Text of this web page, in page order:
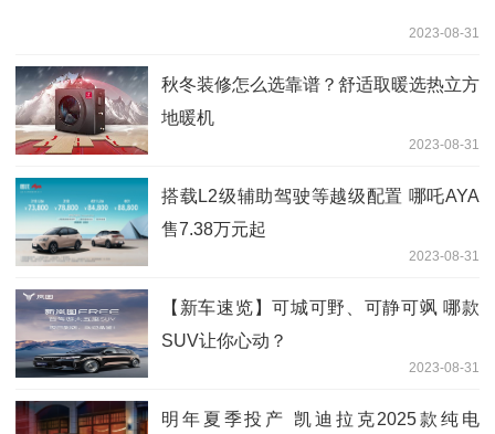
2023-08-31
秋冬装修怎么选靠谱？舒适取暖选热立方
地暖机
2023-08-31
搭载L2级辅助驾驶等越级配置 哪吒AYA
售7.38万元起
2023-08-31
【新车速览】可城可野、可静可飒 哪款
SUV让你心动？
2023-08-31
明年夏季投产 凯迪拉克2025款纯电